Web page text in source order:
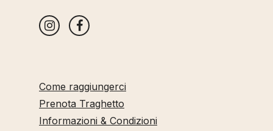
Come raggiungerci
Prenota Traghetto
Informazioni & Condizioni